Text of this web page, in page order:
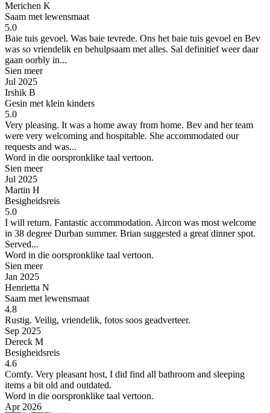
Merichen K
Saam met lewensmaat
5.0
Baie tuis gevoel. Was baie tevrede. Ons het baie tuis gevoel en Bev
was so vriendelik en behulpsaam met alles. Sal definitief weer daar
gaan oorbly in...
Sien meer
Jul 2025
Irshik B
Gesin met klein kinders
5.0
Very pleasing. It was a home away from home. Bev and her team
were very welcoming and hospitable. She accommodated our
requests and was...
Word in die oorspronklike taal vertoon.
Sien meer
Jul 2025
Martin H
Besigheidsreis
5.0
I will return. Fantastic accommodation. Aircon was most welcome
in 38 degree Durban summer. Brian suggested a great dinner spot.
Served...
Word in die oorspronklike taal vertoon.
Sien meer
Jan 2025
Henrietta N
Saam met lewensmaat
4.8
Rustig. Veilig, vriendelik, fotos soos geadverteer.
Sep 2025
Dereck M
Besigheidsreis
4.6
Comfy. Very pleasant host, I did find all bathroom and sleeping
items a bit old and outdated.
Word in die oorspronklike taal vertoon.
Apr 2026